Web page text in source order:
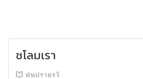
ชโลมเรา
ฝนปรายรวี